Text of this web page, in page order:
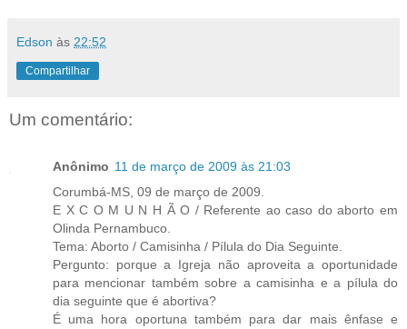
Edson às 22:52
Compartilhar
Um comentário:
Anônimo 11 de março de 2009 às 21:03
Corumbá-MS, 09 de março de 2009.
E X C O M U N H Ã O / Referente ao caso do aborto em
Olinda Pernambuco.
Tema: Aborto / Camisinha / Pílula do Dia Seguinte.
Pergunto: porque a Igreja não aproveita a oportunidade
para mencionar também sobre a camisinha e a pílula do
dia seguinte que é abortiva?
É uma hora oportuna também para dar mais ênfase e